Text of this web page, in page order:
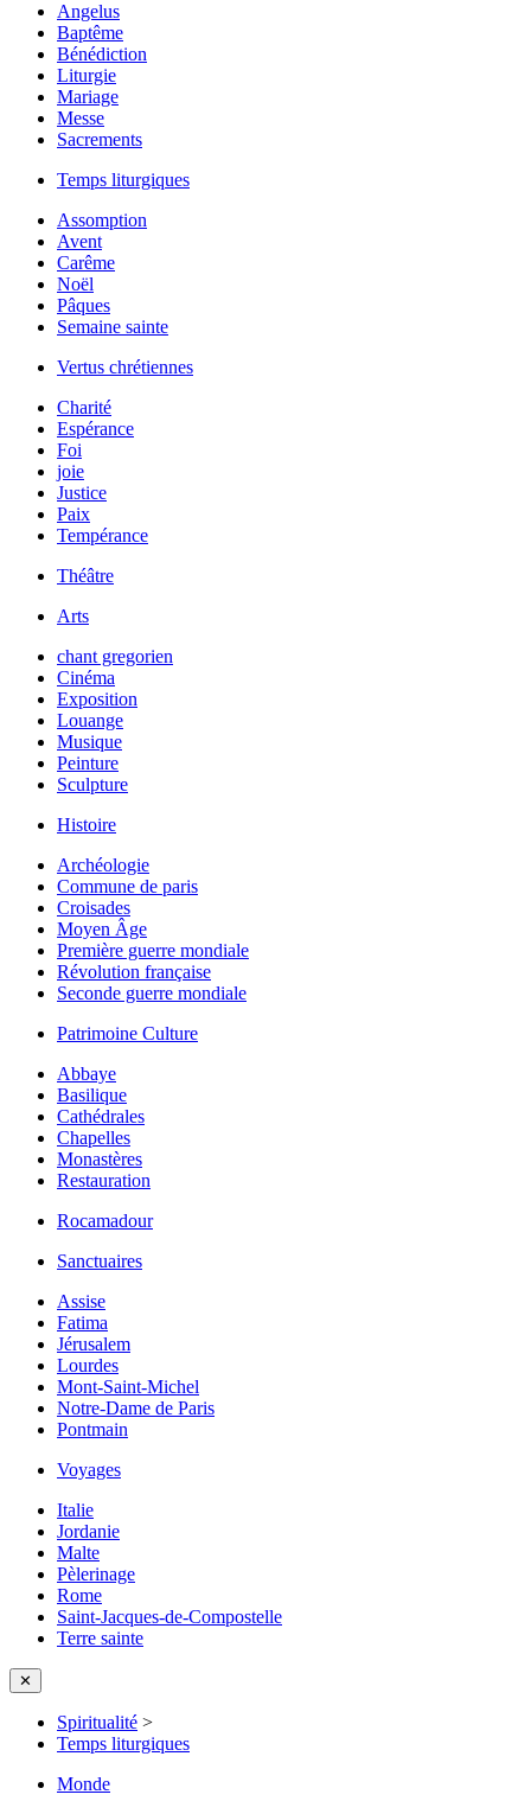
Angelus
Baptême
Bénédiction
Liturgie
Mariage
Messe
Sacrements
Temps liturgiques
Assomption
Avent
Carême
Noël
Pâques
Semaine sainte
Vertus chrétiennes
Charité
Espérance
Foi
joie
Justice
Paix
Tempérance
Théâtre
Arts
chant gregorien
Cinéma
Exposition
Louange
Musique
Peinture
Sculpture
Histoire
Archéologie
Commune de paris
Croisades
Moyen Âge
Première guerre mondiale
Révolution française
Seconde guerre mondiale
Patrimoine Culture
Abbaye
Basilique
Cathédrales
Chapelles
Monastères
Restauration
Rocamadour
Sanctuaires
Assise
Fatima
Jérusalem
Lourdes
Mont-Saint-Michel
Notre-Dame de Paris
Pontmain
Voyages
Italie
Jordanie
Malte
Pèlerinage
Rome
Saint-Jacques-de-Compostelle
Terre sainte
✕
Spiritualité >
Temps liturgiques
Monde